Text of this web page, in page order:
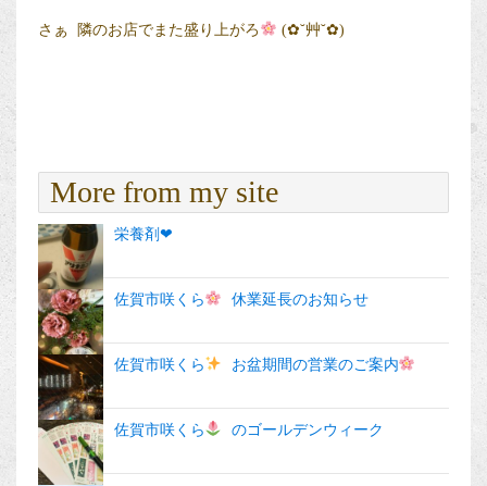
さぁ 隣のお店でまた盛り上がろ (✿˘艸˘✿)
More from my site
栄養剤︎︎︎❤︎
佐賀市咲くら 休業延長のお知らせ
佐賀市咲くら お盆期間の営業のご案内
佐賀市咲くら のゴールデンウィーク